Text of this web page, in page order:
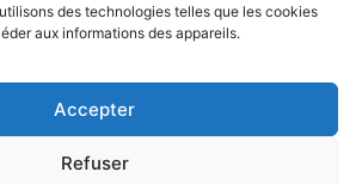
des technologies telles que les cookies
aux informations des appareils.
Accepter
Refuser
de cookies (UE)
SUR LES RÉSEAUX